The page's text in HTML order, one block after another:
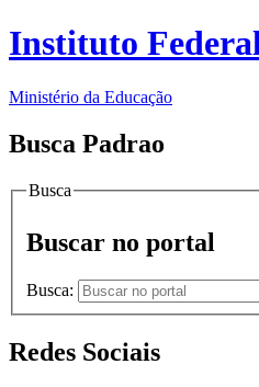
Instituto
Ministério da Educação
Busca Padrao
Busca
Buscar no portal
Busca:
Redes Sociais